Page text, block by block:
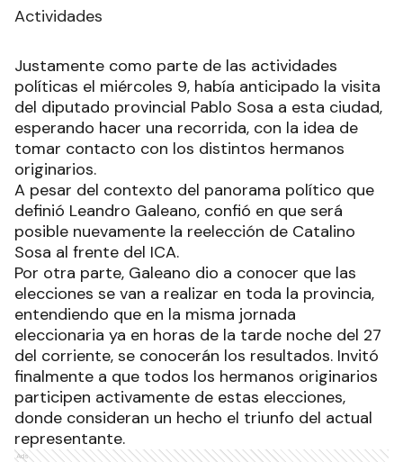
Actividades
Justamente como parte de las actividades
políticas el miércoles 9, había anticipado la visita
del diputado provincial Pablo Sosa a esta ciudad,
esperando hacer una recorrida, con la idea de
tomar contacto con los distintos hermanos
originarios.
A pesar del contexto del panorama político que
definió Leandro Galeano, confió en que será
posible nuevamente la reelección de Catalino
Sosa al frente del ICA.
Por otra parte, Galeano dio a conocer que las
elecciones se van a realizar en toda la provincia,
entendiendo que en la misma jornada
eleccionaria ya en horas de la tarde noche del 27
del corriente, se conocerán los resultados. Invitó
finalmente a que todos los hermanos originarios
participen activamente de estas elecciones,
donde consideran un hecho el triunfo del actual
representante.
Ads